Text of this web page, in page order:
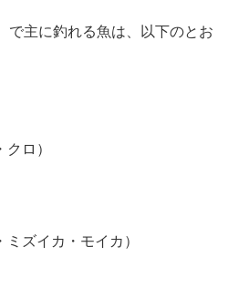
で主に釣れる魚は、以下のとお
ロ）
ズイカ・モイカ）